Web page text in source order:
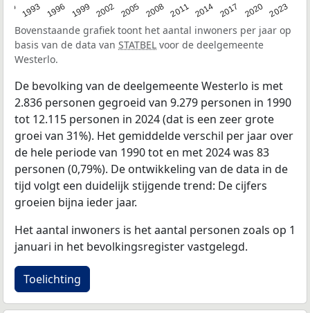
1993 1996 1999 2002 2005 2008 2011 2014 2017 2020 2023
Bovenstaande grafiek toont het aantal inwoners per jaar op
basis van de data van STATBEL voor de deelgemeente
Westerlo.
De bevolking van de deelgemeente Westerlo is met
2.836 personen gegroeid van 9.279 personen in 1990
tot 12.115 personen in 2024 (dat is een zeer grote
groei van 31%). Het gemiddelde verschil per jaar over
de hele periode van 1990 tot en met 2024 was 83
personen (0,79%). De ontwikkeling van de data in de
tijd volgt een duidelijk stijgende trend: De cijfers
groeien bijna ieder jaar.
Het aantal inwoners is het aantal personen zoals op 1
januari in het bevolkingsregister vastgelegd.
Toelichting